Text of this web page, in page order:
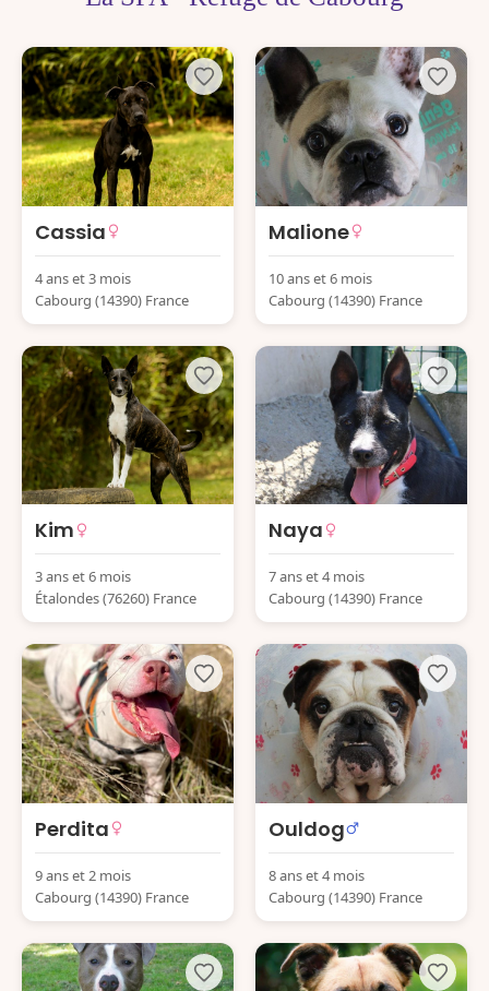
Cassia
4 ans et 3 mois
Cabourg (14390) France
Malione
10 ans et 6 mois
Cabourg (14390) France
Kim
3 ans et 6 mois
Étalondes (76260) France
Naya
7 ans et 4 mois
Cabourg (14390) France
Perdita
9 ans et 2 mois
Cabourg (14390) France
Ouldog
8 ans et 4 mois
Cabourg (14390) France